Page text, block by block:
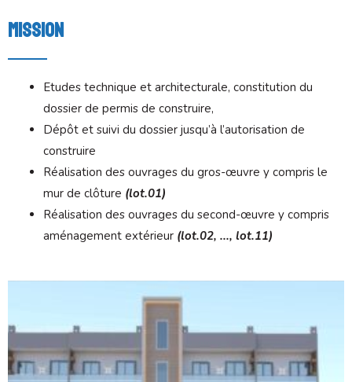
Mission
Etudes technique et architecturale, constitution du
dossier de permis de construire,
Dépôt et suivi du dossier jusqu’à l’autorisation de
construire
Réalisation des ouvrages du gros-œuvre y compris le
mur de clôture (lot.01)
Réalisation des ouvrages du second-œuvre y compris
aménagement extérieur (lot.02, ..., lot.11)